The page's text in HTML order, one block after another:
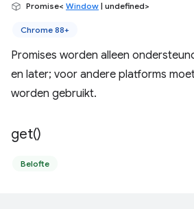
Promise< Window | undefined>
Chrome 88+
Promises worden alleen
en later; voor andere platforms
worden gebruikt.
get()
Belofte